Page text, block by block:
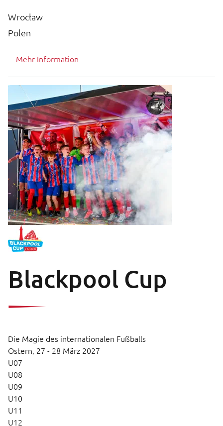
Wrocław
Polen
Mehr Information
Blackpool Cup
Die Magie des internationalen Fußballs
Ostern, 27 - 28 März 2027
U07
U08
U09
U10
U11
U12